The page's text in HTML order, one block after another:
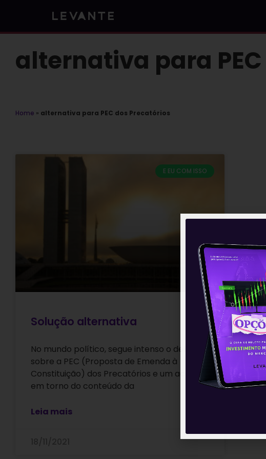
alternativa para
Home » alternativa para PEC dos Precatórios
E EU COM ISSO
Solução alternativa
No mundo político, segue intenso o debate
sobre a PEC (Proposta de Emenda à
Constituição) dos Precatórios e um acordo
em torno do conteúdo da
Leia mais